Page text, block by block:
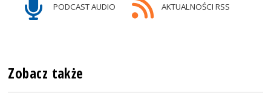
PODCAST AUDIO AKTUALNOŚCI RSS
Zobacz także